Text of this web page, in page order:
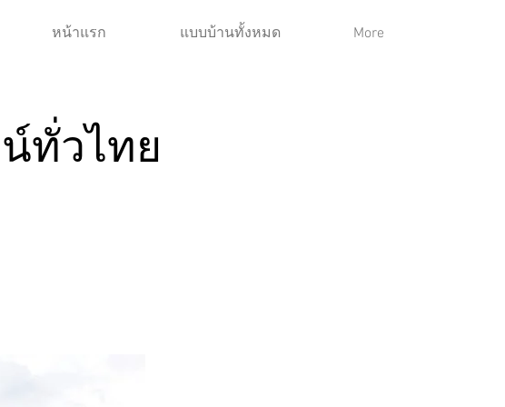
ทั่วไทย
หน้าแรก แบบบ้านทั้งหมด More